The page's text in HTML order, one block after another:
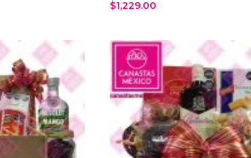
$1,229.00